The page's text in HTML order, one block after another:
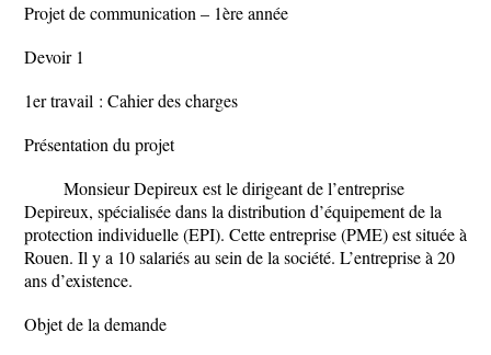
Projet de communication – 1ère année
Devoir 1
1er travail : Cahier des charges
Présentation du projet
Monsieur Depireux est le dirigeant de l’entreprise
Depireux, spécialisée dans la distribution d’équipement de la
protection individuelle (EPI). Cette entreprise (PME) est située à
Rouen. Il y a 10 salariés au sein de la société. L’entreprise à 20
ans d’existence.
Objet de la demande